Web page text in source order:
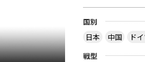
国別
日本
中国 ド
戦型